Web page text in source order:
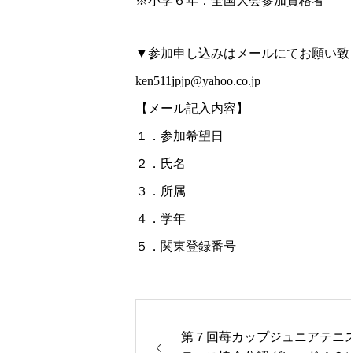
▼参加申し込みはメールにてお願い致
ken511jpjp@yahoo.co.jp
【メール記入内容】
１．参加希望日
２．氏名
３．所属
４．学年
５．関東登録番号
第７回苺カップジュニアテニ